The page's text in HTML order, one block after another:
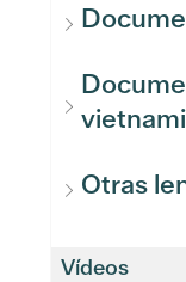
Otras
Vídeos